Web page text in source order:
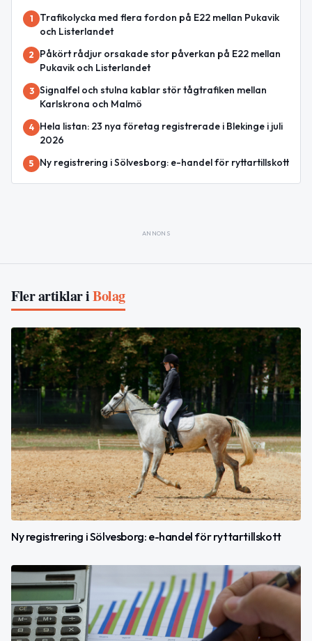
1
Trafikolycka med flera fordon på E22 mellan Pukavik
och Listerlandet
2
Påkört rådjur orsakade stor påverkan på E22 mellan
Pukavik och Listerlandet
3 Signalfel och stulna kablar stör tågtrafiken mellan
Karlskrona och Malmö
4
Hela listan: 23 nya företag registrerade i Blekinge i juli
2026
5 Ny registrering i Sölvesborg: e-handel för ryttartillskott
ANNONS
Fler artiklar iBolag
Ny registrering i Sölvesborg: e-handel för ryttartillskott